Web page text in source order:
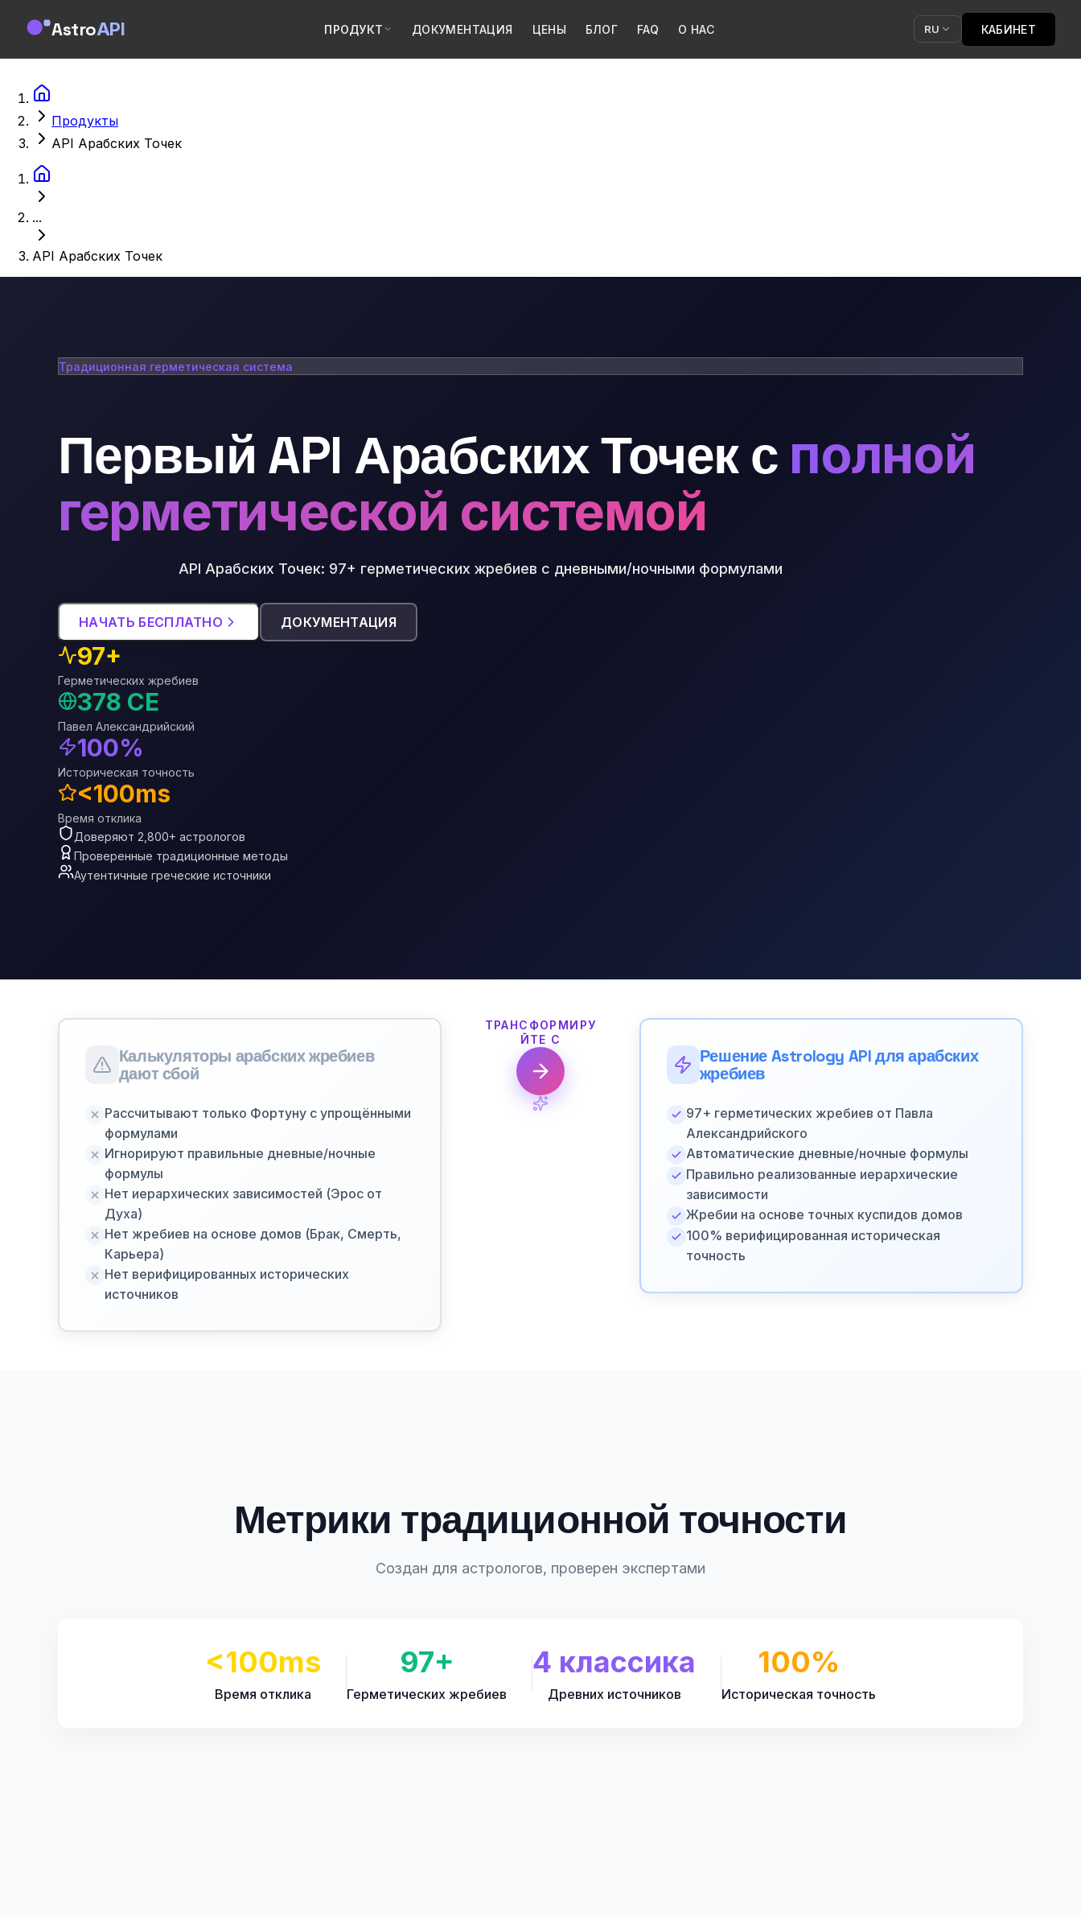
AstroAPI ПРОДУКТ ДОКУМЕНТАЦИЯ ЦЕНЫ БЛОГ FAQ О НАС RU КАБИНЕТ
Продукты
API Арабских Точек
...
API Арабских Точек
Традиционная герметическая система
Первый API Арабских Точек с полной
герметической системой
API Арабских Точек: 97+ герметических жребиев с дневными/ночными формулами
НАЧАТЬ БЕСПЛАТНО ДОКУМЕНТАЦИЯ
97+
Герметических жребиев
378 CE
Павел Александрийский
100%
Историческая точность
<100ms
Время отклика
Доверяют 2,800+ астрологов
Проверенные традиционные методы
Аутентичные греческие источники
Калькуляторы арабских жребиев
дают сбой
Рассчитывают только Фортуну с упрощёнными
формулами
Игнорируют правильные дневные/ночные
формулы
Нет иерархических зависимостей (Эрос от
Духа)
Нет жребиев на основе домов (Брак, Смерть,
Карьера)
Нет верифицированных исторических
источников
ТРАНСФОРМИРУ
ЙТЕ С
Решение Astrology API для арабских
жребиев
97+ герметических жребиев от Павла
Александрийского
Автоматические дневные/ночные формулы
Правильно реализованные иерархические
зависимости
Жребии на основе точных куспидов домов
100% верифицированная историческая
точность
Метрики традиционной точности
Создан для астрологов, проверен экспертами
<100ms
Время отклика
97+
Герметических жребиев
4 классика
Древних источников
100%
Историческая точность